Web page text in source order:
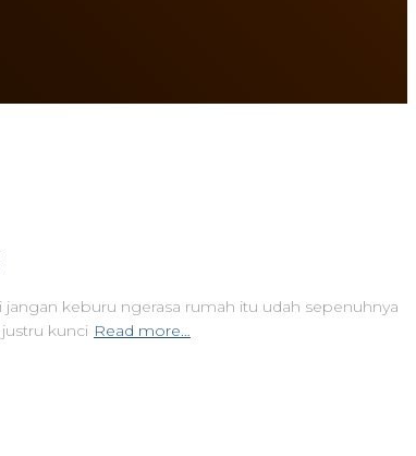
keburu ngerasa rumah itu udah sepenuhnya
kunci Read more…